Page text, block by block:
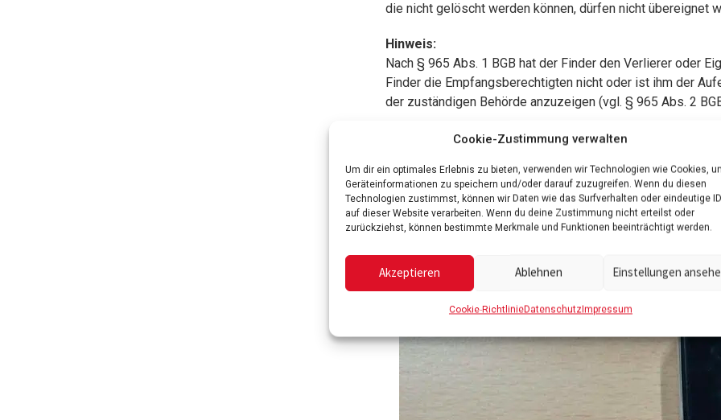
Cookie-Zustimmung verwalten
Um dir ein optimales Erlebnis zu bieten, verwenden wir Technologien wie Cookies,
Geräteinformationen zu speichern und/oder darauf zuzugreifen. Wenn du diesen
Technologien zustimmst, können wir Daten wie das Surfverhalten oder eindeutige
auf dieser Website verarbeiten. Wenn du deine Zustimmung nicht erteilst oder
zurückziehst, können bestimmte Merkmale und Funktionen beeinträchtigt werden.
Akzeptieren Ablehnen Einstellungen
Cookie-RichtlinieDatenschutzImpressum
die nicht gelöscht werden können, dürfen nicht übereignet
Hinweis:
Nach § 965 Abs. 1 BGB hat der Finder den Verlierer oder
Finder die Empfangsberechtigten nicht oder ist ihm der
der zuständigen Behörde anzuzeigen (vgl. § 965 Abs. 2
Folgende Gegenstände sind